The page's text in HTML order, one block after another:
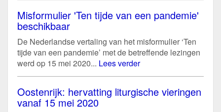
Misformulier 'Ten tijde van een pandemie'
beschikbaar
De Nederlandse vertaling van het misformulier ‘Ten
tijde van een pandemie’ met de betreffende lezingen
werd op 15 mei 2020... Lees verder
Oostenrijk: hervatting liturgische vieringen
vanaf 15 mei 2020